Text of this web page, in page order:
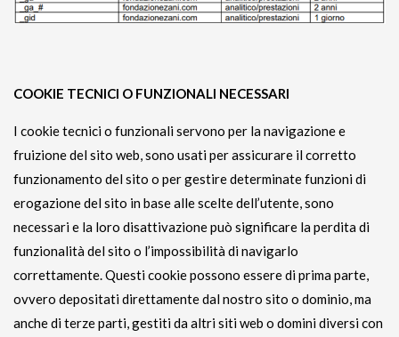
COOKIE TECNICI O FUNZIONALI NECESSARI
I cookie tecnici o funzionali servono per la navigazione e
fruizione del sito web, sono usati per assicurare il corretto
funzionamento del sito o per gestire determinate funzioni di
erogazione del sito in base alle scelte dell’utente, sono
necessari e la loro disattivazione può significare la perdita di
funzionalità del sito o l’impossibilità di navigarlo
correttamente. Questi cookie possono essere di prima parte,
ovvero depositati direttamente dal nostro sito o dominio, ma
anche di terze parti, gestiti da altri siti web o domini diversi con